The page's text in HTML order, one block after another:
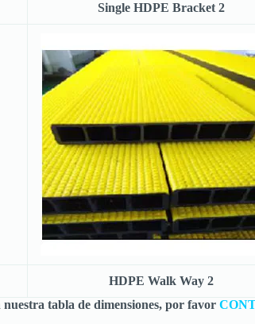
Single HDPE Bracket 2
HDPE Walk Way 2
nuestra tabla de dimensiones, por favor